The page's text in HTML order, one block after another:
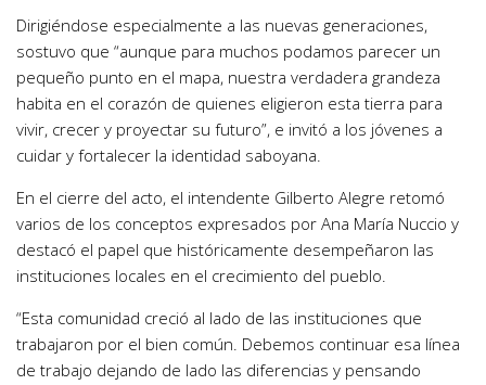
Dirigiéndose especialmente a las nuevas generaciones,
sostuvo que “aunque para muchos podamos parecer un
pequeño punto en el mapa, nuestra verdadera grandeza
habita en el corazón de quienes eligieron esta tierra para
vivir, crecer y proyectar su futuro”, e invitó a los jóvenes a
cuidar y fortalecer la identidad saboyana.
En el cierre del acto, el intendente Gilberto Alegre retomó
varios de los conceptos expresados por Ana María Nuccio y
destacó el papel que históricamente desempeñaron las
instituciones locales en el crecimiento del pueblo.
“Esta comunidad creció al lado de las instituciones que
trabajaron por el bien común. Debemos continuar esa línea
de trabajo dejando de lado las diferencias y pensando